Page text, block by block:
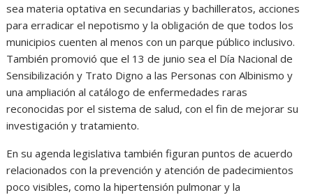
sea materia optativa en secundarias y bachilleratos, acciones
para erradicar el nepotismo y la obligación de que todos los
municipios cuenten al menos con un parque público inclusivo.
También promovió que el 13 de junio sea el Día Nacional de
Sensibilización y Trato Digno a las Personas con Albinismo y
una ampliación al catálogo de enfermedades raras
reconocidas por el sistema de salud, con el fin de mejorar su
investigación y tratamiento.
En su agenda legislativa también figuran puntos de acuerdo
relacionados con la prevención y atención de padecimientos
poco visibles, como la hipertensión pulmonar y la